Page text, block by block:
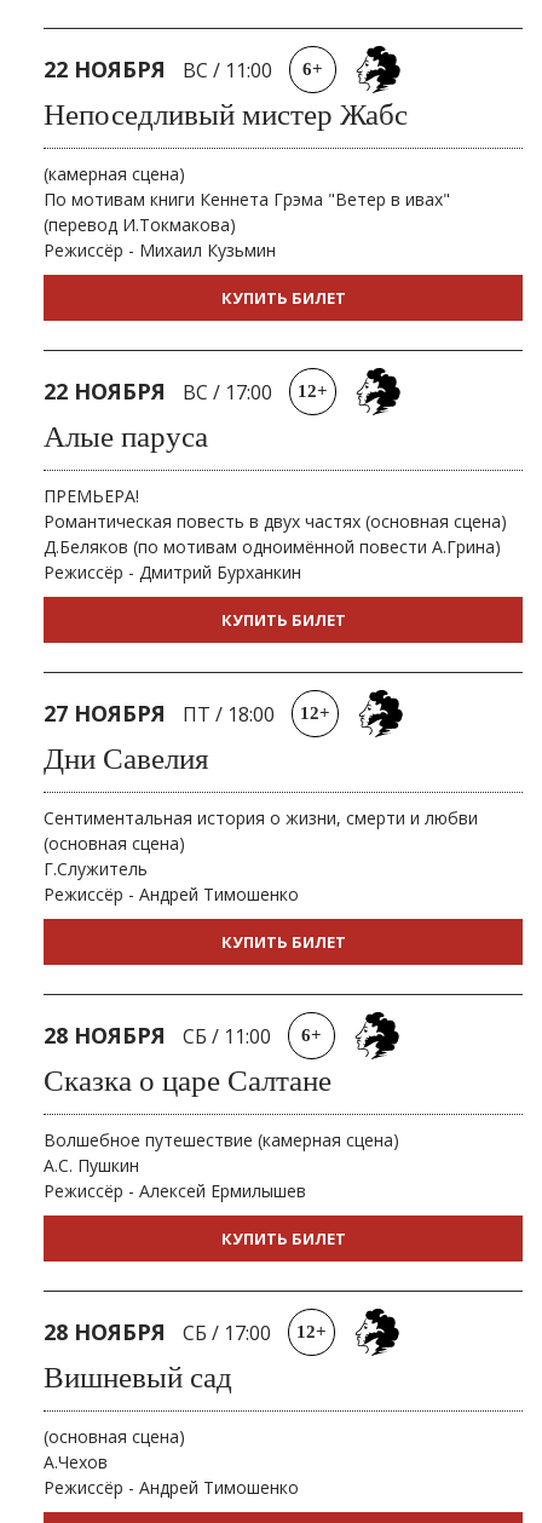
22 НОЯБРЯ ВС / 11:00 6+
Непоседливый мистер Жабс
(камерная сцена)
По мотивам книги Кеннета Грэма "Ветер в ивах"
(перевод И.Токмакова)
Режиссёр - Михаил Кузьмин
КУПИТЬ БИЛЕТ
22 НОЯБРЯ ВС / 17:00 12+
Алые паруса
ПРЕМЬЕРА!
Романтическая повесть в двух частях (основная сцена)
Д.Беляков (по мотивам одноимённой повести А.Грина)
Режиссёр - Дмитрий Бурханкин
КУПИТЬ БИЛЕТ
27 НОЯБРЯ ПТ / 18:00 12+
Дни Савелия
Сентиментальная история о жизни, смерти и любви
(основная сцена)
Г.Служитель
Режиссёр - Андрей Тимошенко
КУПИТЬ БИЛЕТ
28 НОЯБРЯ СБ / 11:00 6+
Сказка о царе Салтане
Волшебное путешествие (камерная сцена)
А.С. Пушкин
Режиссёр - Алексей Ермилышев
КУПИТЬ БИЛЕТ
28 НОЯБРЯ СБ / 17:00 12+
Вишневый сад
(основная сцена)
А.Чехов
Режиссёр - Андрей Тимошенко